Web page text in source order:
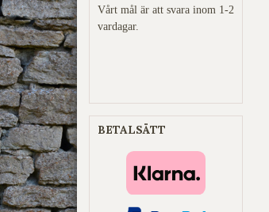
Vårt mål är att svara inom 1-2
vardagar.
BETALSÄTT